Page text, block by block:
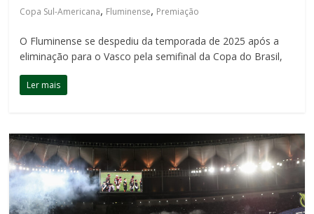
Copa Sul-Americana, Fluminense, Premiação
O Fluminense se despediu da temporada de 2025 após a
eliminação para o Vasco pela semifinal da Copa do Brasil,
Ler mais